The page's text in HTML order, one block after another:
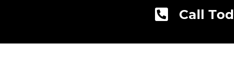
Call